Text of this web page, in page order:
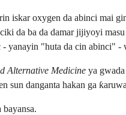
iskar oxygen da abinci mai
da ba da damar jijiyoyi masu
yanayin "huta da cin abinci" -
Alternative Medicine ya
sun danganta hakan ga